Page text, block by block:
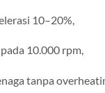
10–20%,
10.000 rpm,
tanpa